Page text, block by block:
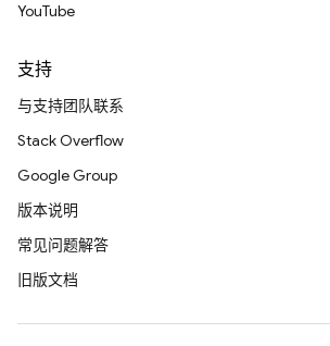
YouTube
支持
与支持团队联系
Stack Overflow
Google Group
版本说明
常见问题解答
旧版文档